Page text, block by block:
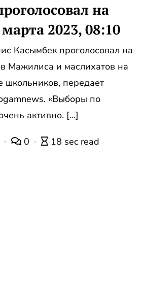
на
2023, 08:10
Касымбек проголосовал на
Мажилиса и маслихатов на
школьников, передает
«Выборы по
активно. […]
0 18 sec read